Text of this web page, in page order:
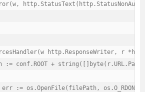
http.ResponseWriter, r
:= conf.ROOT +
err := os.OpenFile(filePath,